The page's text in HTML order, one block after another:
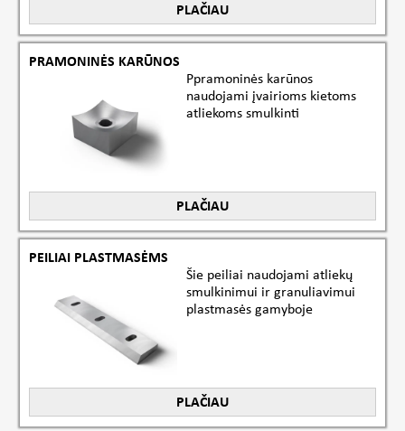
PLAČIAU
PRAMONINĖS KARŪNOS
Ppramoninės karūnos
naudojami įvairioms kietoms
atliekoms smulkinti
PLAČIAU
PEILIAI PLASTMASĖMS
Šie peiliai naudojami atliekų
smulkinimui ir granuliavimui
plastmasės gamyboje
PLAČIAU